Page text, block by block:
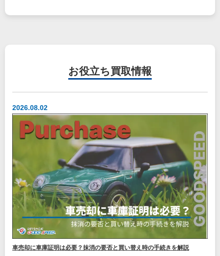
お役立ち 買取情報
2026.08.02
車売却に車庫証明は必要？抹消の要否と買い替え時の手続きを解説